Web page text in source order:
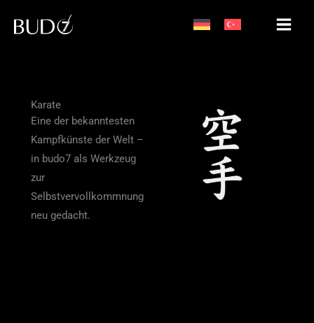
Inhalt
Karate
Eine der bekanntesten
Kampfkünste der Welt –
in budo7 als Werkzeug
zur
Selbstvervollkommnung
neu gedacht.